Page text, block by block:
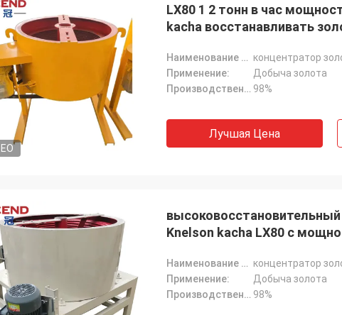
Хосе Энтони
LX80 1 2 тонн в час
kacha восстанавливать
Наименование продукта: концентратор
Применение:
Добыча золота
Производственная мощность: 98%
Лучшая Цена
Knelson kacha LX80 с
Наименование продукта: концентратор
Применение:
Добыча золота
Производственная мощность: 98%